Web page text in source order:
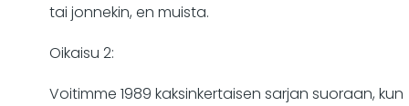
tai jonnekin, en muista.
Oikaisu 2:
Voitimme 1989 kaksinkertaisen sarjan suoraan, kun